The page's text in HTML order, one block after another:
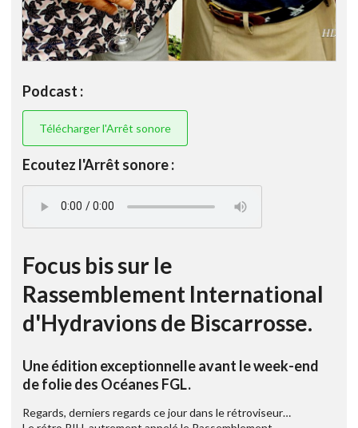
Podcast :
Télécharger l'Arrêt sonore
Ecoutez l'Arrêt sonore :
Focus bis sur le
Rassemblement International
d'Hydravions de Biscarrosse.
Une édition exceptionnelle avant le week-end
de folie des Océanes FGL.
Regards, derniers regards ce jour dans le rétroviseur…